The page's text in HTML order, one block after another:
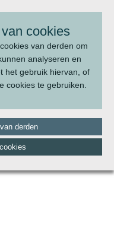
cookies
van derden om
analyseren en
het gebruik hiervan, of
cookies te gebruiken.
derden